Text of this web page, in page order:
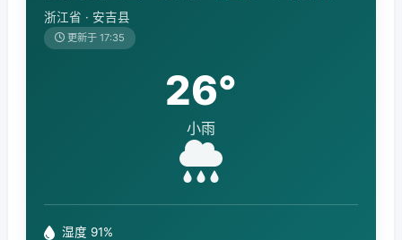
浙江省 · 安吉县
更新于 17:35
26°
小雨
湿度 91%